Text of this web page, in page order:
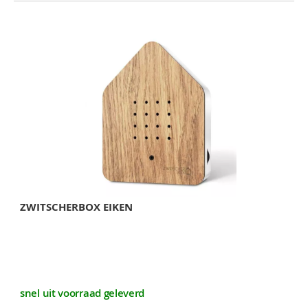
ZWITSCHERBOX EIKEN
snel uit voorraad geleverd